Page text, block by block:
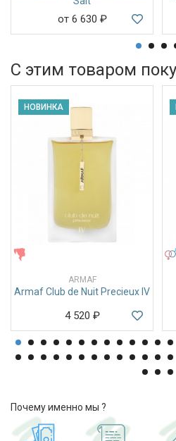
от 6 630 ₽
С этим товаром
НОВИНКА
ARMAF
Armaf Club de Nuit Precieux IV
4 520 ₽
Почему именно мы ?